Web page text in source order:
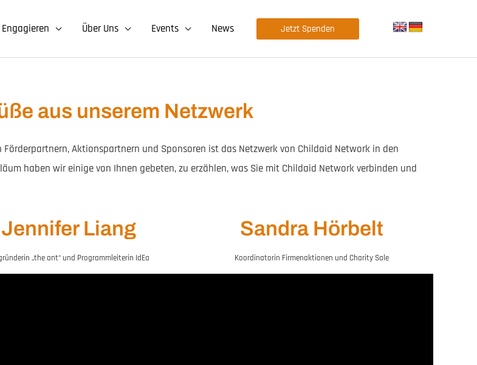
Engagieren Über Uns Events News Jetzt Spenden
aus unserem Netzwerk
Aktionspartnern und Sponsoren ist das Netzwerk von Childaid Network in den
haben wir einige von Ihnen gebeten, zu erzählen, was Sie mit Childaid Network verbinden und
Jennifer Liang
„the ant“ und Programmleiterin IdEa
Sandra Hörbelt
Koordinatorin Firmenaktionen und Charity Sale